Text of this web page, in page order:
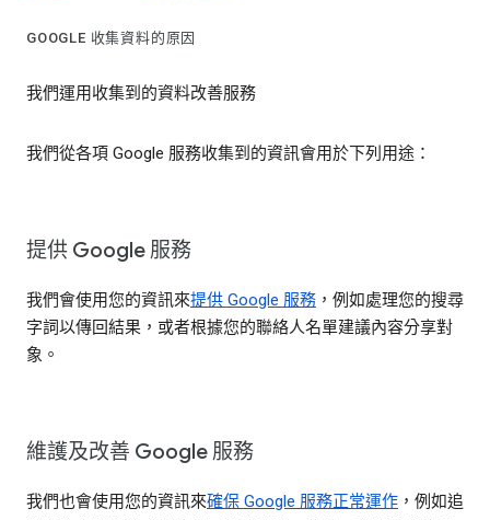
GOOGLE 收集資料的原因
我們運用收集到的資料改善服務
我們從各項 Google 服務收集到的資訊會用於下列用途：
提供 Google 服務
我們會使用您的資訊來提供 Google 服務 ，例如處理您的搜尋
字詞以傳回結果，或者根據您的聯絡人名單建議內容分享對
象。
維護及改善 Google 服務
我們也會使用您的資訊來確保 Google 服務正常運作 ，例如追